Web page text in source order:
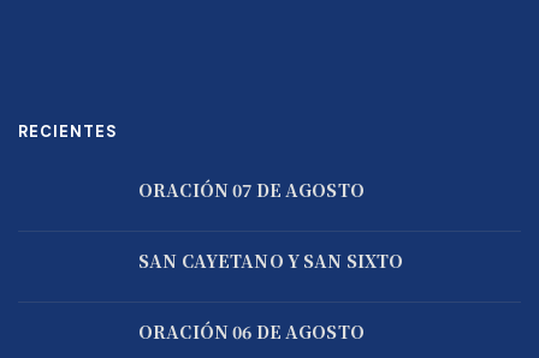
RECIENTES
ORACIÓN 07 DE AGOSTO
SAN CAYETANO Y SAN SIXTO
ORACIÓN 06 DE AGOSTO